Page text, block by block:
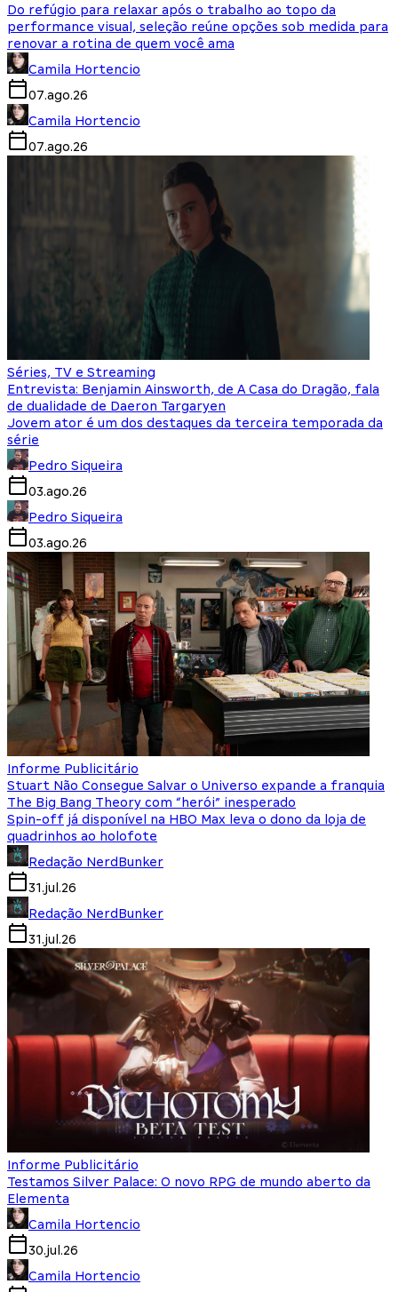
Do refúgio para relaxar após o trabalho ao topo da
performance visual, seleção reúne opções sob medida para
renovar a rotina de quem você ama
Camila Hortencio
07.ago.26
Camila Hortencio
07.ago.26
Séries, TV e Streaming
Entrevista: Benjamin Ainsworth, de A Casa do Dragão, fala
de dualidade de Daeron Targaryen
Jovem ator é um dos destaques da terceira temporada da
série
Pedro Siqueira
03.ago.26
Pedro Siqueira
03.ago.26
Informe Publicitário
Stuart Não Consegue Salvar o Universo expande a franquia
The Big Bang Theory com “herói” inesperado
Spin-off já disponível na HBO Max leva o dono da loja de
quadrinhos ao holofote
Redação NerdBunker
31.jul.26
Redação NerdBunker
31.jul.26
Informe Publicitário
Testamos Silver Palace: O novo RPG de mundo aberto da
Elementa
Camila Hortencio
30.jul.26
Camila Hortencio